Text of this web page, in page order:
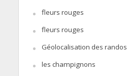
fleurs rouges
fleurs rouges
Géolocalisation des randos
les champignons